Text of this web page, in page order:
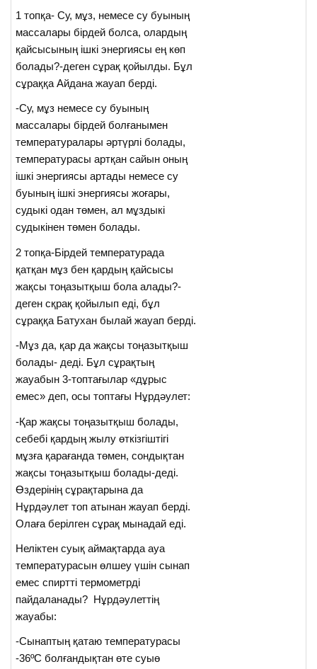
1 топқа- Су, мұз, немесе су буының
массалары бірдей болса, олардың
қайсысының ішкі энергиясы ең көп
болады?-деген сұрақ қойылды. Бұл
сұраққа Айдана жауап берді.
-Су, мұз немесе су буының
массалары бірдей болғанымен
температуралары әртүрлі болады,
температурасы артқан сайын оның
ішкі энергиясы артады немесе су
буының ішкі энергиясы жоғары,
судыкі одан төмен, ал мұздыкі
судыкінен төмен болады.
2 топқа-Бірдей температурада
қатқан мұз бен қардың қайсысы
жақсы тоңазытқыш бола алады?-
деген сқрақ қойылып еді, бұл
сұраққа Батухан былай жауап берді.
-Мұз да, қар да жақсы тоңазытқыш
болады- деді. Бұл сұрақтың
жауабын 3-топтағылар «дұрыс
емес» деп, осы топтағы Нұрдәулет:
-Қар жақсы тоңазытқыш болады,
себебі қардың жылу өткізгіштігі
мұзға қарағанда төмен, сондықтан
жақсы тоңазытқыш болады-деді.
Өздерінің сұрақтарына да
Нұрдәулет топ атынан жауап берді.
Олаға берілген сұрақ мынадай еді.
Неліктен суық аймақтарда ауа
температурасын өлшеу үшін сынап
емес спиртті термометрді
пайдаланады? Нұрдәулеттің
жауабы:
-Сынаптың қатаю температурасы
-36ºC болғандықтан өте суыө